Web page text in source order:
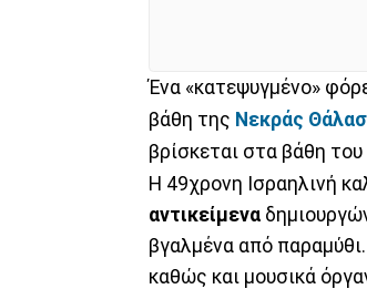
Ένα «κατεψυγμένο»
βάθη της Νεκράς
βρίσκεται στα βάθη
Η 49χρονη Ισραηλινή
αντικείμενα
βγαλμένα από
καθώς και μουσικά